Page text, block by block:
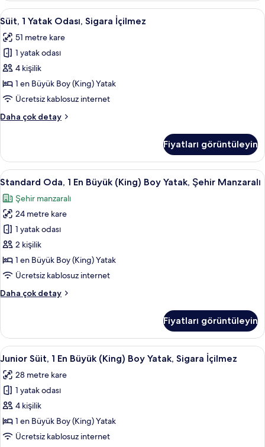
tüm
fotoğrafları
görün
(King)
Boy
Sigara
İçilmez
daha
fazla
detay
Süit,
1
Yatak
Odası,
Sigara
İçilmez
için
fotoğrafları
Kaliteli yatak takımı, minibar, odada
11
Süit, 1 Yatak Odası, Sigara İçilmez
51 metre kare
1 yatak odası
4 kişilik
1 en Büyük Boy (King) Yatak
Ücretsiz kablosuz internet
Daha çok detay
Süit,
Sigara
İçilmez
hakkında
fazla
detay
Fiyatları görüntüleyin
Standard
Oda,
1
En
Büyük
(King)
Boy
Yatak,
Manzaralı
fotoğrafları
görün
Standard Oda, 1 En Büyük (King)
8
Standard Oda, 1 En Büyük (King) Boy Yatak, Şehir Manzaralı
Şehir manzaralı
24 metre kare
1 yatak odası
2 kişilik
1 en Büyük Boy (King) Yatak
Ücretsiz kablosuz internet
Daha çok detay
Standard
Büyük
(King)
Boy
Şehir
Manzaralı
daha
fazla
detay
Fiyatları görüntüleyin
Junior
Süit,
1
En
Büyük
(King)
Boy
Kaliteli yatak takımı, minibar, odada
14
Junior Süit, 1 En Büyük (King) Boy Yatak, Sigara İçilmez
28 metre kare
1 yatak odası
4 kişilik
1 en Büyük Boy (King) Yatak
Ücretsiz kablosuz internet